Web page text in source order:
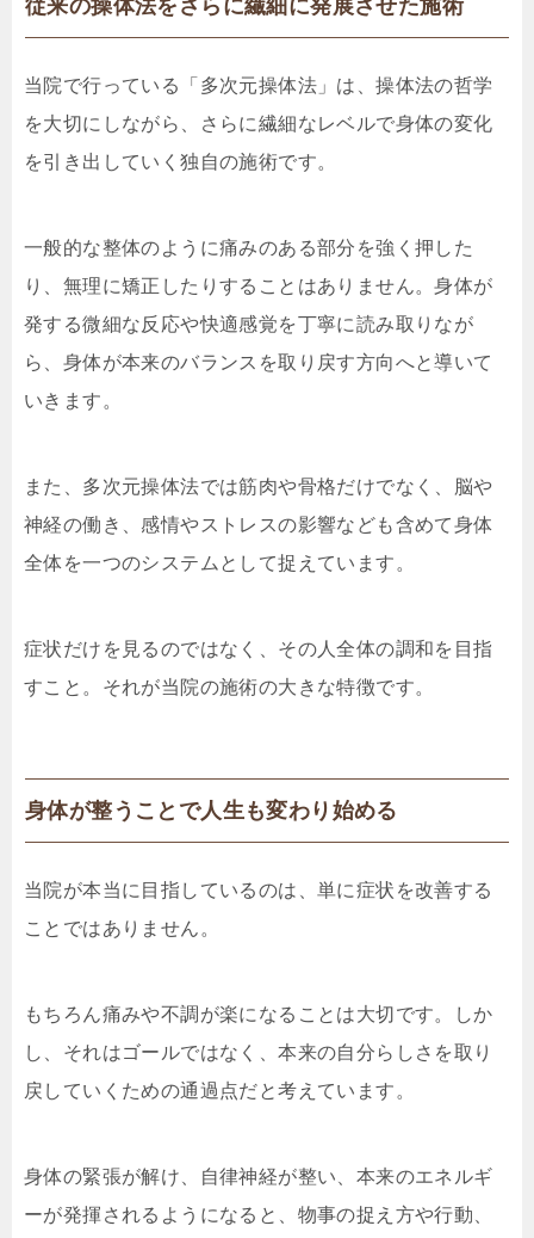
従来の操体法をさらに繊細に発展させた施術
当院で行っている「多次元操体法」は、操体法の哲学
を大切にしながら、さらに繊細なレベルで身体の変化
を引き出していく独自の施術です。
一般的な整体のように痛みのある部分を強く押した
り、無理に矯正したりすることはありません。身体が
発する微細な反応や快適感覚を丁寧に読み取りなが
ら、身体が本来のバランスを取り戻す方向へと導いて
いきます。
また、多次元操体法では筋肉や骨格だけでなく、脳や
神経の働き、感情やストレスの影響なども含めて身体
全体を一つのシステムとして捉えています。
症状だけを見るのではなく、その人全体の調和を目指
すこと。それが当院の施術の大きな特徴です。
身体が整うことで人生も変わり始める
当院が本当に目指しているのは、単に症状を改善する
ことではありません。
もちろん痛みや不調が楽になることは大切です。しか
し、それはゴールではなく、本来の自分らしさを取り
戻していくための通過点だと考えています。
身体の緊張が解け、自律神経が整い、本来のエネルギ
ーが発揮されるようになると、物事の捉え方や行動、